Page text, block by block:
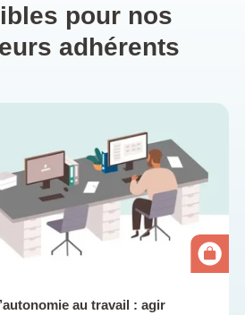
pour nos
adhérents
au travail : agir